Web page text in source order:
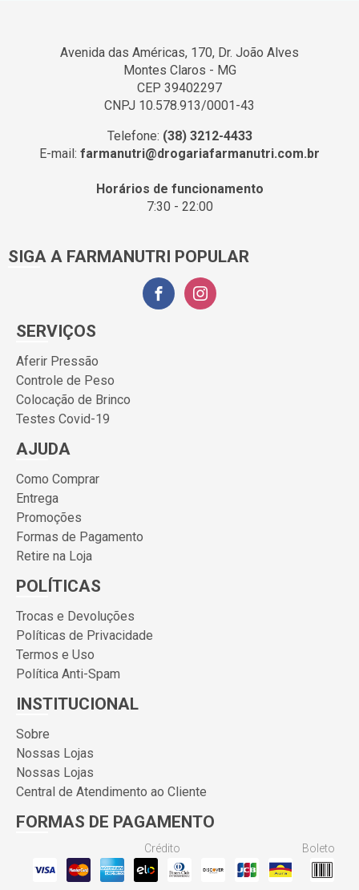
Avenida das Américas, 170, Dr. João Alves
Montes Claros - MG
CEP 39402297
CNPJ 10.578.913/0001-43
Telefone: (38) 3212-4433
E-mail: farmanutri@drogariafarmanutri.com.br
Horários de funcionamento
7:30 - 22:00
SIGA A FARMANUTRI POPULAR
SERVIÇOS
Aferir Pressão
Controle de Peso
Colocação de Brinco
Testes Covid-19
AJUDA
Como Comprar
Entrega
Promoções
Formas de Pagamento
Retire na Loja
POLÍTICAS
Trocas e Devoluções
Políticas de Privacidade
Termos e Uso
Política Anti-Spam
INSTITUCIONAL
Sobre
Nossas Lojas
Nossas Lojas
Central de Atendimento ao Cliente
FORMAS DE PAGAMENTO
Crédito Boleto